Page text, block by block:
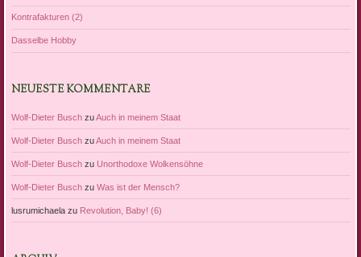
Kontrafakturen (2)
Dasselbe Hobby
NEUESTE KOMMENTARE
Wolf-Dieter BuschzuAuch in meinem Staat
Wolf-Dieter BuschzuAuch in meinem Staat
Wolf-Dieter Buschzu Unorthodoxe Wolkensöhne
Wolf-Dieter Buschzu Was ist der Mensch?
lusrumichaelazu Revolution, Baby! (6)